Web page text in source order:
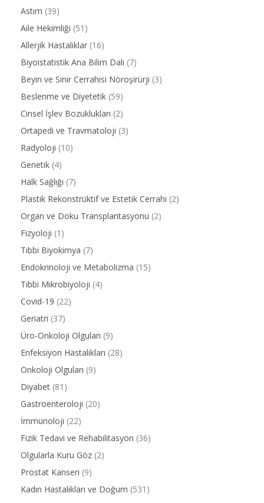
Astım (39)
Aile Hekimliği (51)
Allerjik Hastalıklar (16)
Biyoistatistik Ana Bilim Dalı (7)
Beyin ve Sinir Cerrahisi Nöroşirürji (3)
Beslenme ve Diyetetik (59)
Cinsel İşlev Bozuklukları (2)
Ortapedi ve Travmatoloji (3)
Radyoloji (10)
Genetik (4)
Halk Sağlığı (7)
Plastik Rekonstrüktif ve Estetik Cerrahi (2)
Organ ve Doku Transplantasyonu (2)
Fizyoloji (1)
Tıbbi Biyokimya (7)
Endokrinoloji ve Metabolizma (15)
Tıbbi Mikrobiyoloji (4)
Covid-19 (22)
Geriatri (37)
Üro-Onkoloji Olguları (9)
Enfeksiyon Hastalıkları (28)
Onkoloji Olguları (9)
Diyabet (81)
Gastroenteroloji (20)
İmmünoloji (22)
Fizik Tedavi ve Rehabilitasyon (36)
Olgularla Kuru Göz (2)
Prostat Kanseri (9)
Kadın Hastalıkları ve Doğum (531)